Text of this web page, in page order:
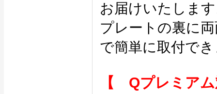
お届けいたしま
プレートの裏に
で簡単に取付で
【 Qプレミア